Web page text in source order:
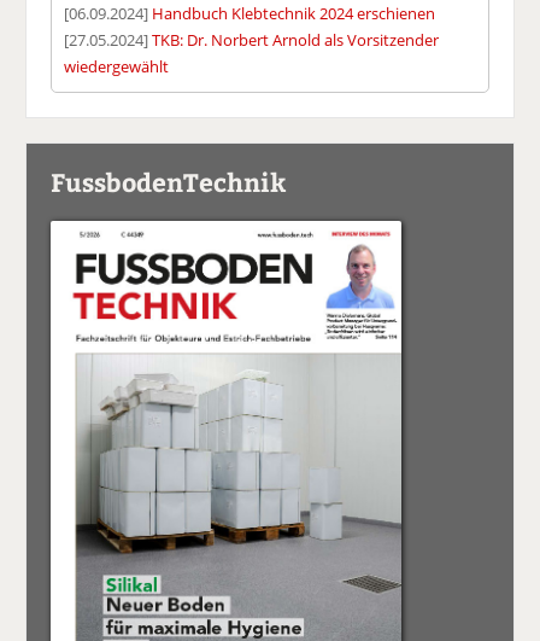
[06.09.2024] Handbuch Klebtechnik 2024 erschienen
[27.05.2024]TKB: Dr. Norbert Arnold als Vorsitzender
wiedergewählt
FussbodenTechnik